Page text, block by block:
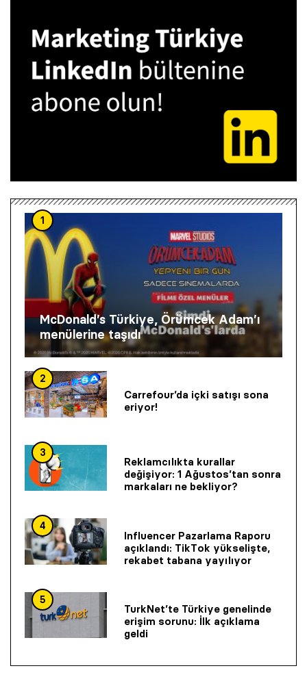
1
McDonald’s Türkiye, Örümcek Adam’ı
menülerine taşıdı
2
Carrefour’da içki satışı sona
eriyor!
3
Reklamcılıkta kurallar
değişiyor: 1 Ağustos’tan sonra
markaları ne bekliyor?
4
Influencer Pazarlama Raporu
açıklandı: TikTok yükselişte,
rekabet tabana yayılıyor
5
TurkNet’te Türkiye genelinde
erişim sorunu: İlk açıklama
geldi